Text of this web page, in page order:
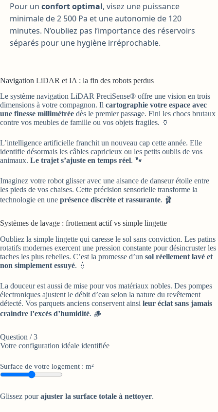
Pour un confort optimal, visez une puissance
minimale de 2 500 Pa et une autonomie de 120
minutes. N’oubliez pas l’importance des réservoirs
séparés pour une hygiène irréprochable.
Navigation LiDAR et IA : la fin des robots perdus
Le système navigation LiDAR PreciSense® offre une vision en trois
dimensions à votre compagnon. Il cartographie votre espace avec
une finesse millimétrée dès le premier passage. Fini les chocs brutaux
contre vos meubles de famille ou vos objets fragiles. 🏺
L’intelligence artificielle franchit un nouveau cap cette année. Elle
identifie désormais les câbles capricieux ou les petits oublis de vos
animaux. Le trajet s’ajuste en temps réel. 🐾
Imaginez votre robot glisser avec une aisance de danseur étoile entre
les pieds de vos chaises. Cette précision sensorielle transforme la
technologie en une présence discrète et rassurante. 🩰
Systèmes de lavage : frottement actif vs simple lingette
Oubliez la simple lingette qui caresse le sol sans conviction. Les patins
rotatifs modernes exercent une pression constante pour désincruster les
taches les plus rebelles. C’est la promesse d’un sol réellement lavé et
non simplement essuyé. 💧
La douceur est aussi de mise pour vos matériaux nobles. Des pompes
électroniques ajustent le débit d’eau selon la nature du revêtement
détecté. Vos parquets anciens conservent ainsi leur éclat sans jamais
craindre l’excès d’humidité. 🪵
Question / 3
Votre configuration idéale identifiée
Surface de votre logement : m²
Glissez pourajuster la surface totale à nettoyer.